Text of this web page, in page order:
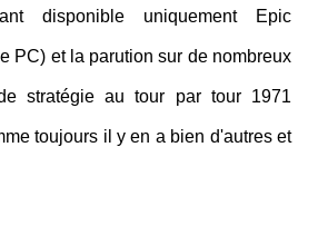
disponible uniquement Epic
PC) et la parution sur de nombreux
stratégie au tour par tour 1971
toujours il y en a bien d'autres et